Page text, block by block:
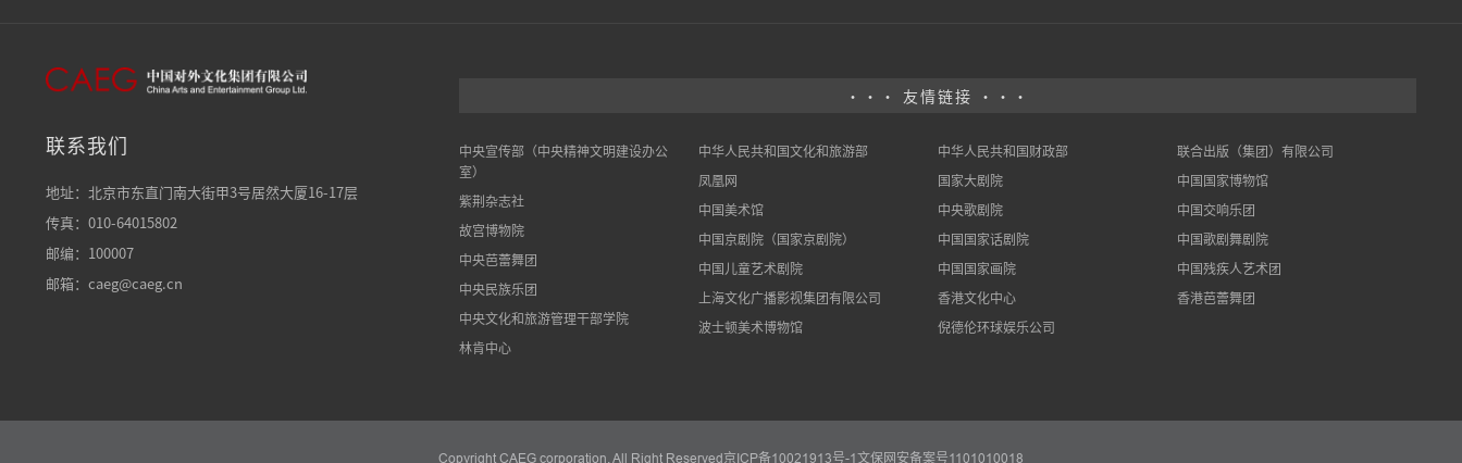
联系我们
地址：北京市东直门南大街甲3号居然大厦16-17层
传真：010-64015802
邮编：100007
邮箱：caeg@caeg.cn
··· 友情链接 ···
中央宣传部（中央精神文明建设办公
室）
紫荆杂志社
故宫博物院
中央芭蕾舞团
中央民族乐团
中央文化和旅游管理干部学院
林肯中心
中华人民共和国文化和旅游部
凤凰网
中国美术馆
中国京剧院（国家京剧院）
中国儿童艺术剧院
上海文化广播影视集团有限公司
波士顿美术博物馆
中华人民共和国财政部
国家大剧院
中央歌剧院
中国国家话剧院
中国国家画院
香港文化中心
倪德伦环球娱乐公司
联合出版（集团）有限公司
中国国家博物馆
中国交响乐团
中国歌剧舞剧院
中国残疾人艺术团
香港芭蕾舞团
Copyright CAEG corporation. All Right Reserved京ICP备10021913号-1文保网安备案号1101010018